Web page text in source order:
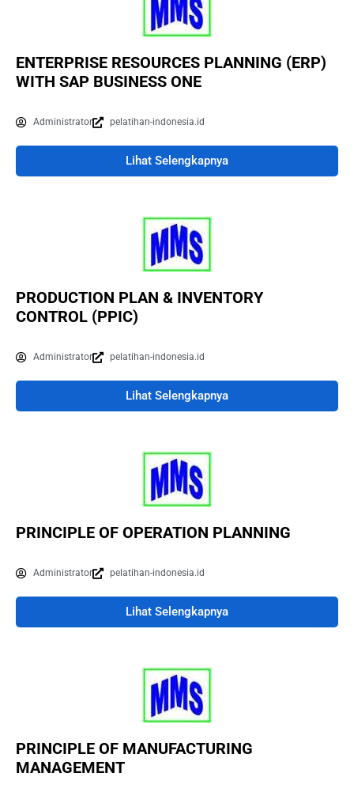
ENTERPRISE RESOURCES PLANNING (ERP)
WITH SAP BUSINESS ONE
Administrator pelatihan-indonesia.id
Lihat Selengkapnya
PRODUCTION PLAN & INVENTORY
CONTROL (PPIC)
Administrator pelatihan-indonesia.id
Lihat Selengkapnya
PRINCIPLE OF OPERATION PLANNING
Administrator pelatihan-indonesia.id
Lihat Selengkapnya
PRINCIPLE OF MANUFACTURING
MANAGEMENT